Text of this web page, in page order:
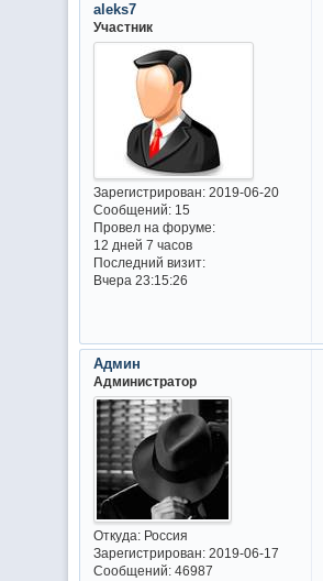
aleks7
Участник
Зарегистрирован: 2019-06-20
Сообщений:15
Провел на форуме:
12 дней 7 часов
Последний визит:
Вчера 23:15:26
Админ
Администратор
Откуда:Россия
Зарегистрирован: 2019-06-17
Сообщений:46987